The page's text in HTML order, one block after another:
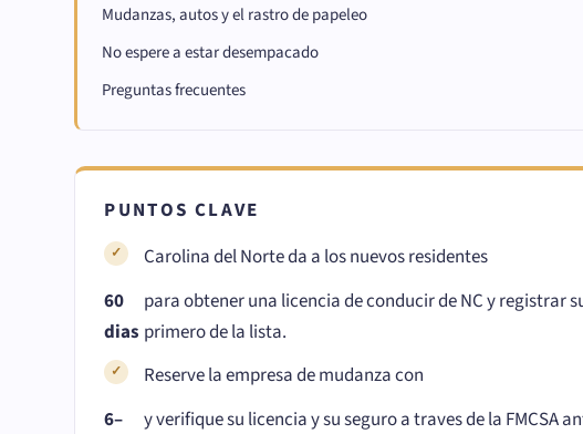
Mudanzas, autos y el rastro de papeleo
No espere a estar desempacado
Preguntas frecuentes
PUNTOS CLAVE
Carolina del Norte da a los nuevos residentes
60
dias
para obtener una licencia de conducir de NC y registrar
primero de la lista.
Reserve la empresa de mudanza con
6–
y verifique su licencia y su seguro a traves de la FMCSA